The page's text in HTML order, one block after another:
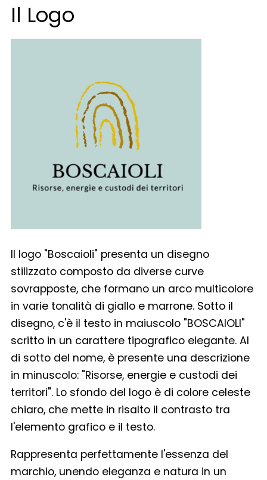
Il Logo
Il logo "Boscaioli" presenta un disegno
stilizzato composto da diverse curve
sovrapposte, che formano un arco multicolore
in varie tonalità di giallo e marrone. Sotto il
disegno, c'è il testo in maiuscolo "BOSCAIOLI"
scritto in un carattere tipografico elegante. Al
di sotto del nome, è presente una descrizione
in minuscolo: "Risorse, energie e custodi dei
territori". Lo sfondo del logo è di colore celeste
chiaro, che mette in risalto il contrasto tra
l'elemento grafico e il testo.
Rappresenta perfettamente l'essenza del
marchio, unendo eleganza e natura in un